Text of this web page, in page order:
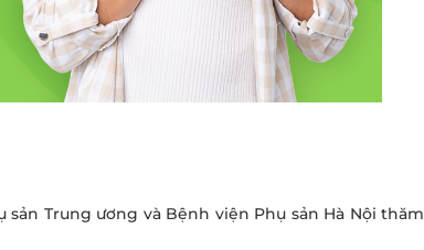
Trung ương và Bệnh viện Phụ sản Hà Nội thăm